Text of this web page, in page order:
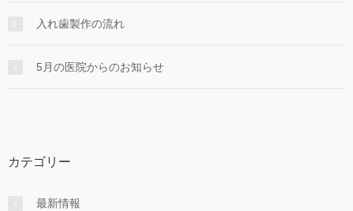
入れ⻭製作の流れ
5月の医院からのお知らせ
カテゴリー
最新情報